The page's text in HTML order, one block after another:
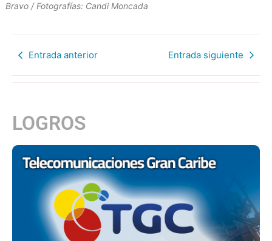
Bravo / Fotografías: Candi Moncada
Entrada anterior Entrada siguiente
LOGROS